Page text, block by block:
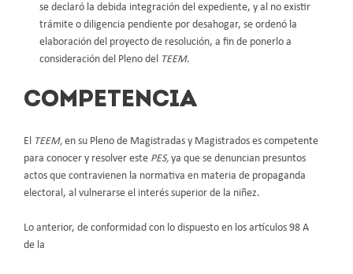
se declaró la debida integración del expediente, y al no existir
trámite o diligencia pendiente por desahogar, se ordenó la
elaboración del proyecto de resolución, a fin de ponerlo a
consideración del Pleno del
TEEM.
COMPETENCIA
El TEEM, en su Pleno de Magistradas y Magistrados es competente
para conocer y resolver este PES, ya que se denuncian presuntos
actos que contravienen la normativa en materia de propaganda
electoral, al vulnerarse el interés superior de la niñez.
Lo anterior, de conformidad con lo dispuesto en los artículos 98 A
de la